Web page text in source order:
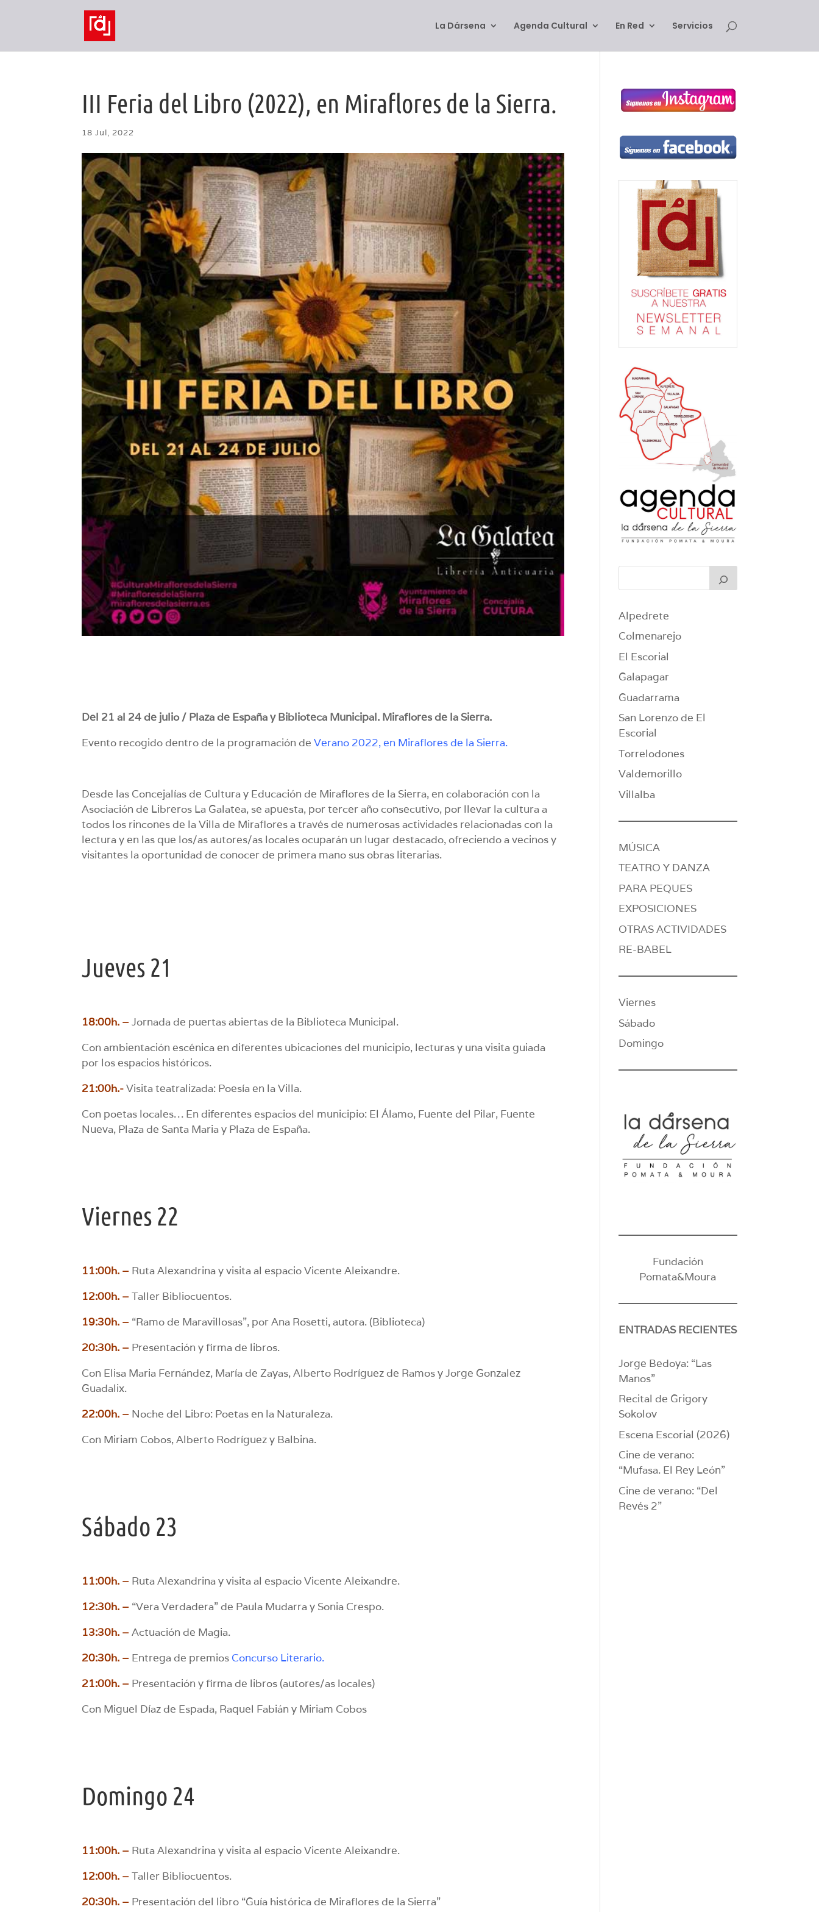
La Dársena Agenda Cultural En Red Servicios
III Feria del Libro (2022), en Miraflores de la Sierra.
18 Jul, 2022
Del 21 al 24 de julio / Plaza de España y Biblioteca Municipal. Miraflores de la Sierra.
Evento recogido dentro de la programación deVerano 2022, en Miraflores de la Sierra.
Desde las Concejalías de Cultura y Educación de Miraflores de la Sierra, en colaboración con la
Asociación de Libreros La Galatea, se apuesta, por tercer año consecutivo, por llevar la cultura a
todos los rincones de la Villa de Miraflores a través de numerosas actividades relacionadas con la
lectura y en las que los/as autores/as locales ocuparán un lugar destacado, ofreciendo a vecinos y
visitantes la oportunidad de conocer de primera mano sus obras literarias.
Jueves 21
18:00h. – Jornada de puertas abiertas de la Biblioteca Municipal.
Con ambientación escénica en diferentes ubicaciones del municipio, lecturas y una visita guiada
por los espacios históricos.
21:00h.-Visita teatralizada: Poesía en la Villa.
Con poetas locales… En diferentes espacios del municipio: El Álamo, Fuente del Pilar, Fuente
Nueva, Plaza de Santa Maria y Plaza de España.
Viernes 22
11:00h. – Ruta Alexandrina y visita al espacio Vicente Aleixandre.
12:00h. – Taller Bibliocuentos.
19:30h. – “Ramo de Maravillosas”, por Ana Rosetti, autora. (Biblioteca)
20:30h. – Presentación y firma de libros.
Con Elisa Maria Fernández, María de Zayas, Alberto Rodríguez de Ramos y Jorge Gonzalez
Guadalix.
22:00h. – Noche del Libro: Poetas en la Naturaleza.
Con Miriam Cobos, Alberto Rodríguez y Balbina.
Sábado 23
11:00h. – Ruta Alexandrina y visita al espacio Vicente Aleixandre.
12:30h. – “Vera Verdadera” de Paula Mudarra y Sonia Crespo.
13:30h. – Actuación de Magia.
20:30h. – Entrega de premios Concurso Literario.
21:00h. – Presentación y firma de libros (autores/as locales)
Con Miguel Díaz de Espada, Raquel Fabián y Miriam Cobos
Domingo 24
11:00h. – Ruta Alexandrina y visita al espacio Vicente Aleixandre.
12:00h. – Taller Bibliocuentos.
20:30h. – Presentación del libro “Guía histórica de Miraflores de la Sierra”
Alpedrete
Colmenarejo
El Escorial
Galapagar
Guadarrama
San Lorenzo de El
Escorial
Torrelodones
Valdemorillo
Villalba
MÚSICA
TEATRO Y DANZA
PARA PEQUES
EXPOSICIONES
OTRAS ACTIVIDADES
RE-BABEL
Viernes
Sábado
Domingo
Fundación
Pomata&Moura
ENTRADAS RECIENTES
Jorge Bedoya: “Las
Manos”
Recital de Grigory
Sokolov
Escena Escorial (2026)
Cine de verano:
“Mufasa. El Rey León”
Cine de verano: “Del
Revés 2”